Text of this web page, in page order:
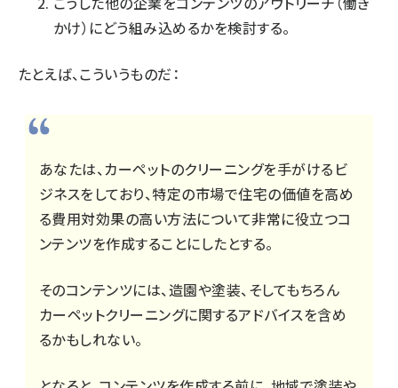
かけ）にどう組み込めるかを検討する。
たとえば、こういうものだ：
あなたは、カーペットのクリーニングを手がけるビ
ジネスをしており、特定の市場で住宅の価値を高め
る費用対効果の高い方法について非常に役立つコ
ンテンツを作成することにしたとする。
そのコンテンツには、造園や塗装、そしてもちろん
カーペットクリーニングに関するアドバイスを含め
るかもしれない。